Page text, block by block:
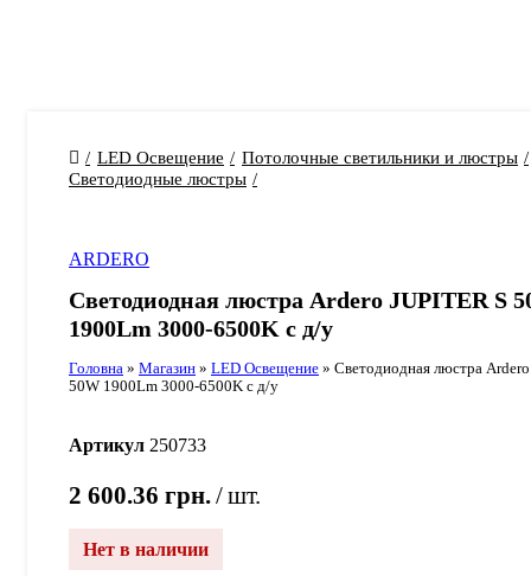
LED Освещение
Потолочные светильники и люстры
Светодиодные люстры
ARDERO
Светодиодная люстра Ardero JUPITER S
1900Lm 3000-6500K с д/у
Головна » Магазин » LED Освещение » Светодиодная люстра
50W 1900Lm 3000-6500K с д/у
Артикул 250733
2 600.36 грн. шт.
Нет в наличии